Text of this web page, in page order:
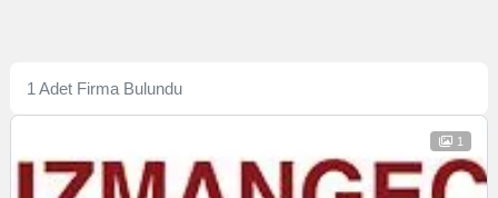
1 Adet Firma Bulundu
1